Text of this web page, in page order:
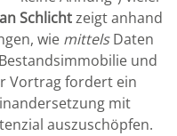
Schlichtzeigt anhand
wie mittelsDaten
und
Vortrag fordert ein
mit
auszuschöpfen.